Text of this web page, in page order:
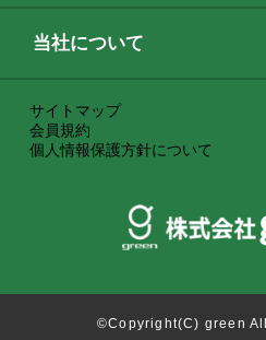
当社について
サイトマップ
会員規約
個人情報保護方針について
©Copyright(C) green